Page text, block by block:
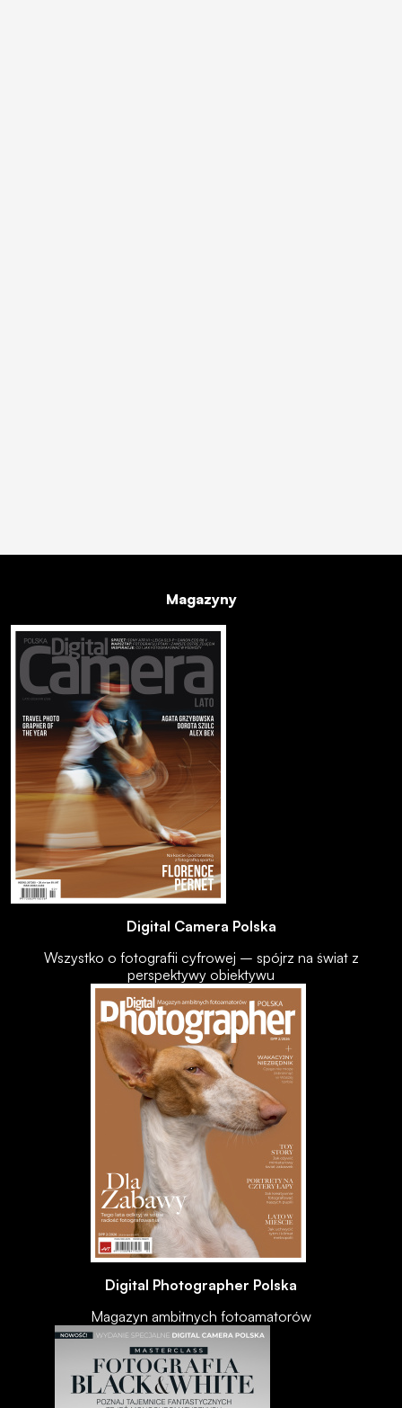
Magazyny
Digital Camera Polska
Wszystko o fotografii cyfrowej – spójrz na świat z
perspektywy obiektywu
Digital Photographer Polska
Magazyn ambitnych fotoamatorów